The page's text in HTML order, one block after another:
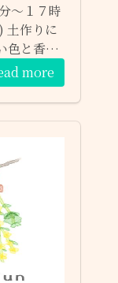
～１７時
土作りに
色と香り
に空があ
参加予約
け付けま
プ ２）日
more